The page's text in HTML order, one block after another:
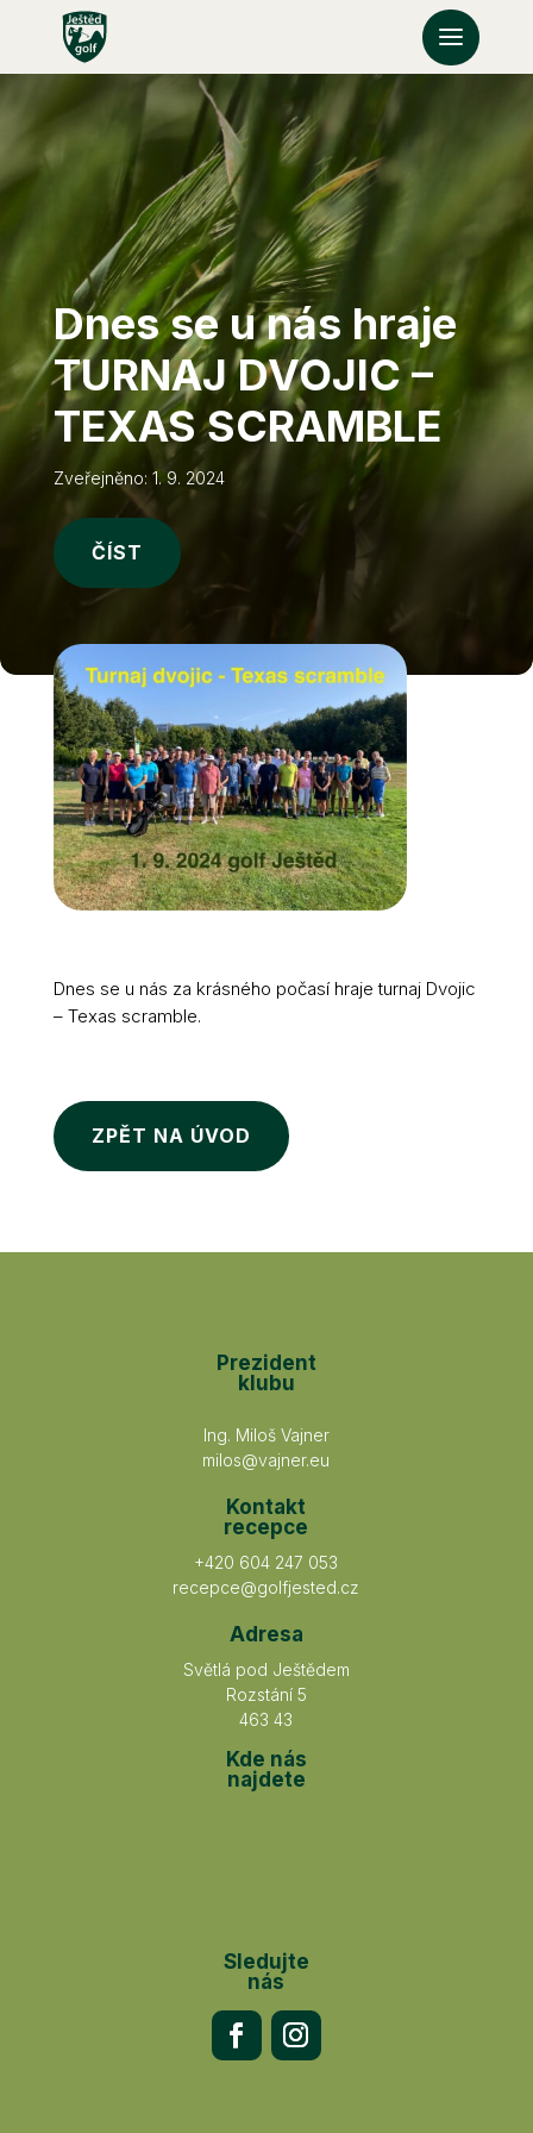
Dnes se u nás hraje
TURNAJ DVOJIC –
TEXAS SCRAMBLE
Zveřejněno: 1. 9. 2024
ČÍST
Dnes se u nás za krásného počasí hraje turnaj Dvojic
– Texas scramble.
ZPĚT NA ÚVOD
Prezident
klubu
Ing. Miloš Vajner
milos@vajner.eu
Kontakt
recepce
+420 604 247 053
recepce@golfjested.cz
Adresa
Světlá pod Ještědem
Rozstání 5
463 43
Kde nás
najdete
Sledujte
nás